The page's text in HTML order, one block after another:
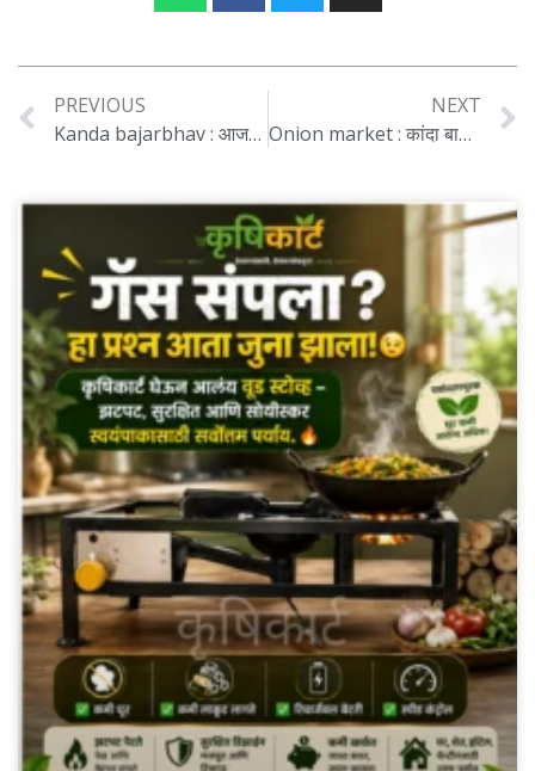
PREVIOUS
Kanda bajarbhav : आजची कांद्याची स्थिती: दर घसरले, निर्यातदार अडचणीत, सरकारकडून हस्तक्षेपाची गरज…
NEXT
Onion market : कांदा बाजारात उलथापालथ! लासलगाव व सोलापूरमध्ये दरात बदल, शेतकऱ्यांची चिंता वाढली..